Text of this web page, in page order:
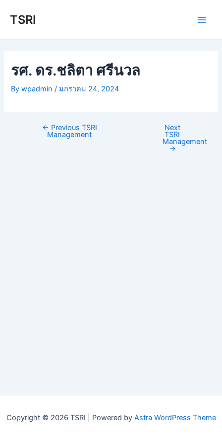
TSRI
รศ. ดร.ชลิตา ศรีนวล
Bywpadmin/ มกราคม 24, 2024
Post
navigation
← Previous TSRI
Management
Next
TSRI
Management
→
Copyright © 2026 TSRI | Powered by Astra WordPress Theme